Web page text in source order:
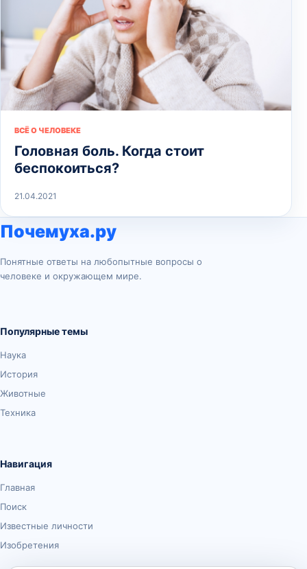
ВСЁ О ЧЕЛОВЕКЕ
Головная боль. Когда стоит
беспокоиться?
21.04.2021
Почемуха.ру
Понятные ответы на любопытные вопросы о
человеке и окружающем мире.
Популярные темы
Наука
История
Животные
Техника
Навигация
Главная
Поиск
Известные личности
Изобретения